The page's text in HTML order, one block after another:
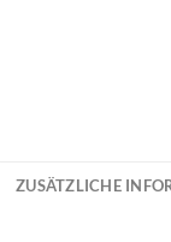
ZUSÄTZLICHE